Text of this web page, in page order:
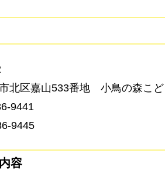
北区嘉山533番地 小鳥の森こ
9441
9445
容